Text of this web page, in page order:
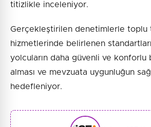
titizlikle inceleniyor.
Gerçekleştirilen denetimlerle toplu
hizmetlerinde belirlenen
yolcuların daha güvenli ve konforlu
alması ve mevzuata uygunluğun
hedefleniyor.